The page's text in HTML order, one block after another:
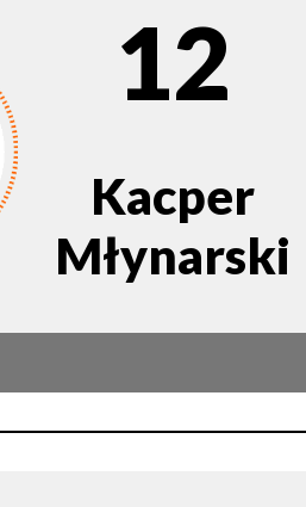
12
Kacper
Młynarski